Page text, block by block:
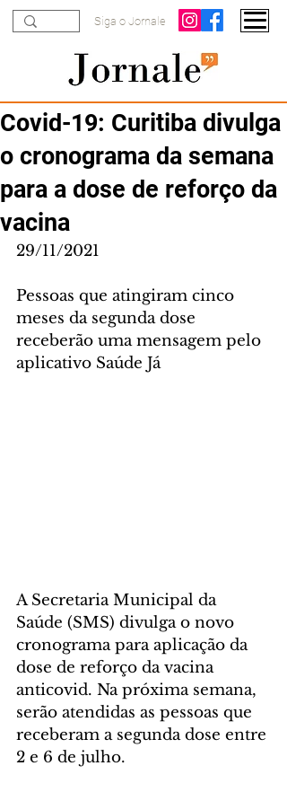
Siga o Jornale
Covid-19: Curitiba divulga
o cronograma da semana
para a dose de reforço da
vacina
29/11/2021
Pessoas que atingiram cinco
meses da segunda dose
receberão uma mensagem pelo
aplicativo Saúde Já
A Secretaria Municipal da
Saúde (SMS) divulga o novo
cronograma para aplicação da
dose de reforço da vacina
anticovid. Na próxima semana,
serão atendidas as pessoas que
receberam a segunda dose entre
2 e 6 de julho.